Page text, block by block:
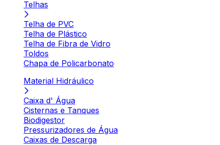
Telhas
Telha de PVC
Telha de Plástico
Telha de Fibra de Vidro
Toldos
Chapa de Policarbonato
Material Hidráulico
Caixa d' Água
Cisternas e Tanques
Biodigestor
Pressurizadores de Água
Caixas de Descarga